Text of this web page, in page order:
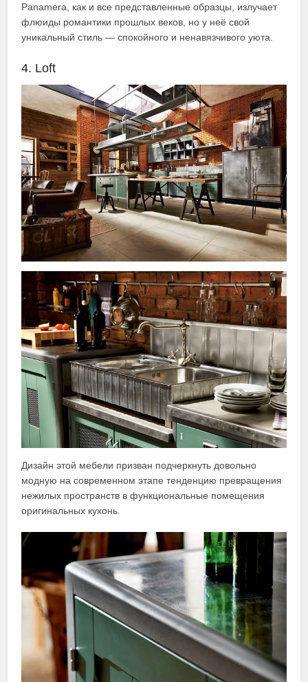
Panamera, как и все представленные образцы, излучает
флюиды романтики прошлых веков, но у неё свой
уникальный стиль — спокойного и ненавязчивого уюта.
4. Loft
Дизайн этой мебели призван подчеркнуть довольно
модную на современном этапе тенденцию превращения
нежилых пространств в функциональные помещения
оригинальных кухонь.